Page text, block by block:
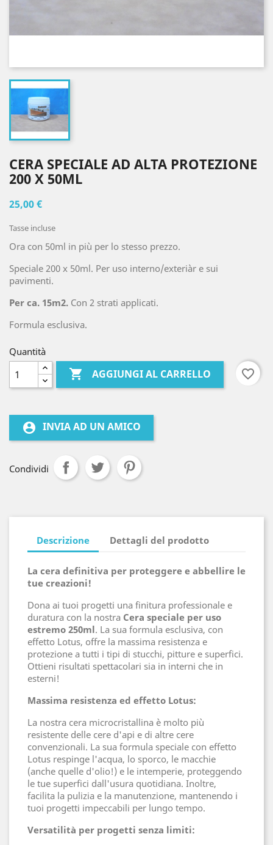
CERA SPECIALE AD ALTA PROTEZIONE
200 X 50ML
25,00 €
Tasse incluse
Ora con 50ml in più per lo stesso prezzo.
Speciale 200 x 50ml. Per uso interno/exteriàr e sui
pavimenti.
Per ca. 15m2. Con 2 strati applicati.
Formula esclusiva.
Quantità
 AGGIUNGI AL CARRELLO favorite_border
account_circle INVIA AD UN AMICO
Condividi
Descrizione Dettagli del prodotto
La cera definitiva per proteggere e abbellire le
tue creazioni!
Dona ai tuoi progetti una finitura professionale e
duratura con la nostra Cera speciale per uso
estremo 250ml. La sua formula esclusiva, con
effetto Lotus, offre la massima resistenza e
protezione a tutti i tipi di stucchi, pitture e superfici.
Ottieni risultati spettacolari sia in interni che in
esterni!
Massima resistenza ed effetto Lotus:
La nostra cera microcristallina è molto più
resistente delle cere d'api e di altre cere
convenzionali. La sua formula speciale con effetto
Lotus respinge l'acqua, lo sporco, le macchie
(anche quelle d'olio!) e le intemperie, proteggendo
le tue superfici dall'usura quotidiana. Inoltre,
facilita la pulizia e la manutenzione, mantenendo i
tuoi progetti impeccabili per lungo tempo.
Versatilità per progetti senza limiti: